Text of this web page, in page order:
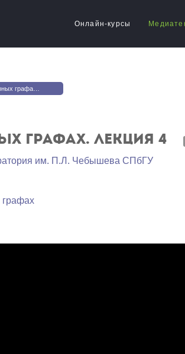
Онлайн-курсы
Лекция 4
графах. Лекция 4
им. П.Л. Чебышева СПбГУ